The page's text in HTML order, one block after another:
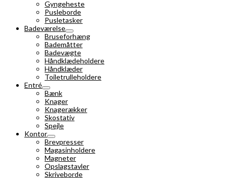
Gyngeheste
Pusleborde
Pusletasker
Badeværelse
Bruseforhæng
Bademåtter
Badevægte
Håndklædeholdere
Håndklæder
Toiletrulleholdere
Entré
Bænk
Knager
Knagerækker
Skostativ
Spejle
Kontor
Brevpresser
Magasinholdere
Magneter
Opslagstavler
Skriveborde